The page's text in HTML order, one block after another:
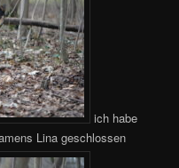
ich habe
Lina geschlossen